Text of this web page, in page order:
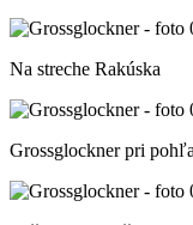
Na streche Rakúska
Grossglockner pri